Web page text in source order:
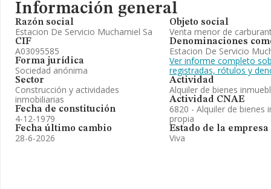
Información general
Razón social
Estacion De Servicio Muchamiel Sa
CIF
A03095585
Forma jurídica
Sociedad anónima
Sector
Construcción y actividades
inmobiliarias
Fecha de constitución
4-12-1979
Fecha último cambio
28-6-2026
Objeto social
Venta menor de
Denominaciones
Estacion De Servicio
Ver informe completo
registradas, rótulos y
Actividad
Alquiler de bienes
Actividad CNAE
6820 - Alquiler de bienes
propia
Estado de la empresa
Viva